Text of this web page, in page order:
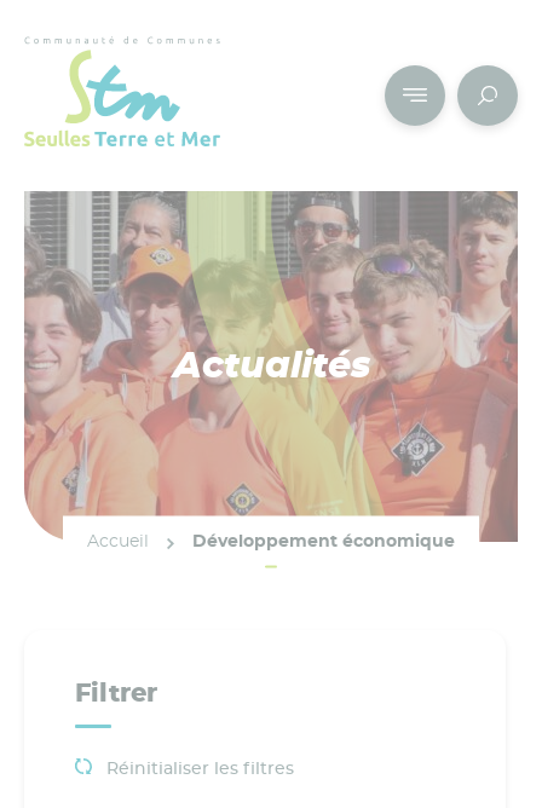
Actualités
Accueil Développement économique
Filtrer
Réinitialiser les filtres